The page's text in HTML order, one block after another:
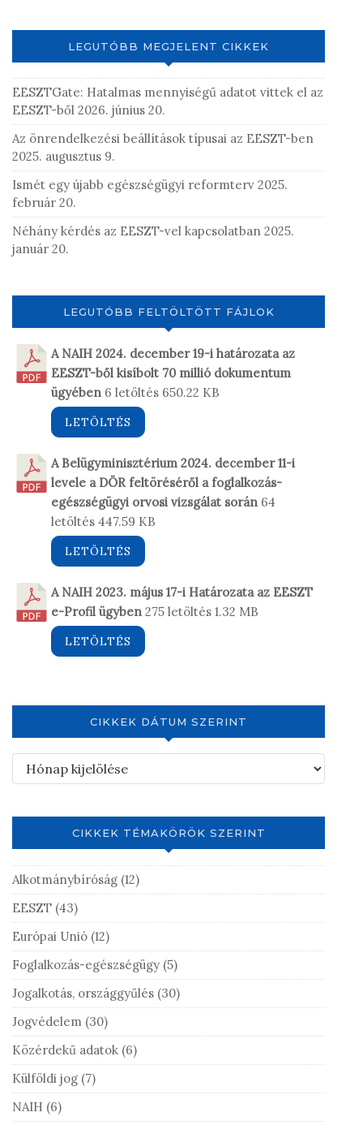
y
z
é
s
LEGUTÓBB MEGJELENT CIKKEK
EESZTGate: Hatalmas mennyiségű adatot vittek el az
EESZT-ből 2026. június 20.
Az önrendelkezési beállítások típusai az EESZT-ben
2025. augusztus 9.
Ismét egy újabb egészségügyi reformterv 2025.
február 20.
Néhány kérdés az EESZT-vel kapcsolatban 2025.
január 20.
LEGUTÓBB FELTÖLTÖTT FÁJLOK
A NAIH 2024. december 19-i határozata az
EESZT-ből kisíbolt 70 millió dokumentum
ügyében 6 letöltés 650.22 KB
LETÖLTÉS
A Belügyminisztérium 2024. december 11-i
levele a DÖR feltöréséről a foglalkozás-
egészségügyi orvosi vizsgálat során 64
letöltés 447.59 KB
LETÖLTÉS
A NAIH 2023. május 17-i Határozata az EESZT
e-Profil ügyben 275 letöltés 1.32 MB
LETÖLTÉS
CIKKEK DÁTUM SZERINT
CIKKEK TÉMAKÖRÖK SZERINT
Alkotmánybíróság (12)
EESZT (43)
Európai Unió (12)
Foglalkozás-egészségügy (5)
Jogalkotás, országgyűlés (30)
Jogvédelem (30)
Közérdekű adatok (6)
Külföldi jog (7)
NAIH (6)